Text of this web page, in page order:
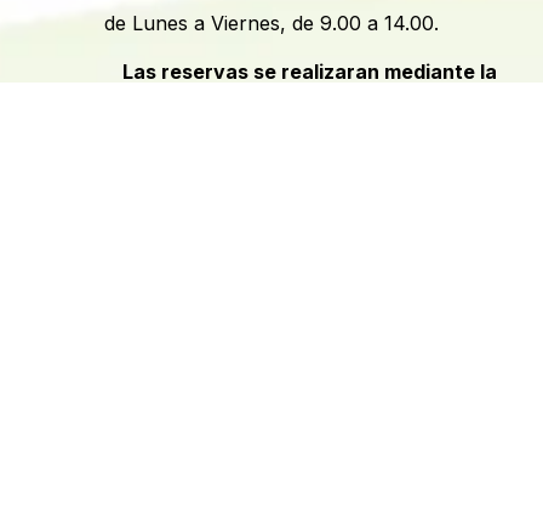
de Lunes a Viernes, de 9.00 a 14.00.
​​Las reservas se realizaran mediante la